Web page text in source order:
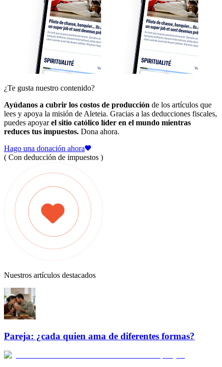
¿Te gusta nuestro contenido?
Ayúdanos a cubrir los costos de producción de los artículos que
lees y apoya la misión de Aleteia. Gracias a las deducciones fiscales,
puedes apoyarel sitio católico líder en el mundo mientras
reduces tus impuestos. Dona ahora.
Hago una donación ahora
( Con deducción de impuestos )
Nuestros artículos destacados
Pareja: ¿cada quien ama de diferentes formas?